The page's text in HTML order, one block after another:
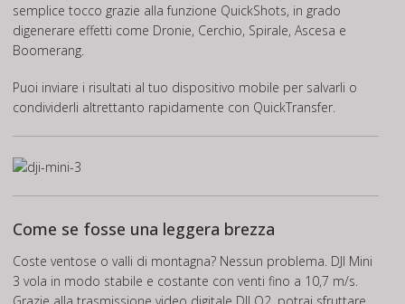
semplice tocco grazie alla funzione QuickShots, in grado
digenerare effetti come Dronie, Cerchio, Spirale, Ascesa e
Boomerang.
Puoi inviare i risultati al tuo dispositivo mobile per salvarli o
condividerli altrettanto rapidamente con QuickTransfer.
Come se fosse una leggera brezza
Coste ventose o valli di montagna? Nessun problema. DJI Mini
3 vola in modo stabile e costante con venti fino a 10,7 m/s.